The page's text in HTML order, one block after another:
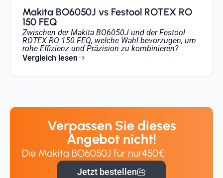
Makita BO6050J vs Festool ROTEX RO
150 FEQ
Zwischen der Makita BO6050J und der Festool
ROTEX RO 150 FEQ, welche Wahl bevorzugen, um
rohe Effizienz und Präzision zu kombinieren?
Vergleich lesen
Verpassen Sie dieses
Angebot nicht!
Die Makita BO6050J für nur450€
Jetzt bestellen